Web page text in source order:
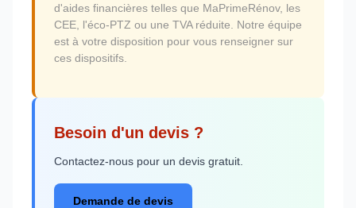
d'aides financières telles que MaPrimeRénov, les
CEE, l'éco-PTZ ou une TVA réduite. Notre équipe
est à votre disposition pour vous renseigner sur
ces dispositifs.
Besoin d'un devis ?
Contactez-nous pour un devis gratuit.
Demande de devis